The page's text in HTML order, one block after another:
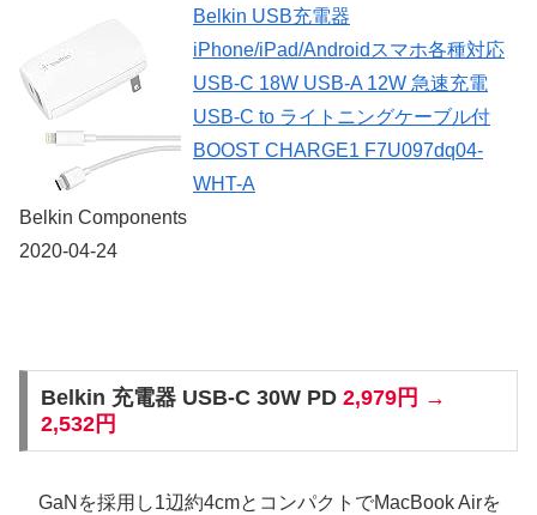
Belkin USB充電器
iPhone/iPad/Androidスマホ各種対応
USB-C 18W USB-A 12W 急速充電
USB-C to ライトニングケーブル付
BOOST CHARGE1 F7U097dq04-
WHT-A
Belkin Components
2020-04-24
Belkin 充電器 USB-C 30W PD 2,979円 →
2,532円
GaNを採用し1辺約4cmとコンパクトでMacBook Airを